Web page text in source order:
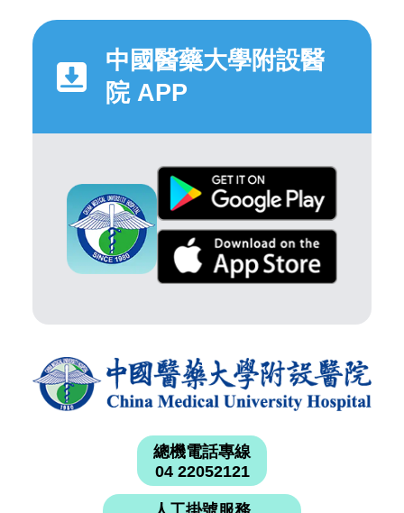
中國醫藥大學附設醫
院 APP
總機電話專線
04 22052121